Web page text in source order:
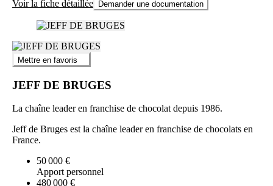
Voir la fiche détaillée Demander une documentation
Mettre en favoris
JEFF DE BRUGES
La chaîne leader en franchise de chocolat depuis 1986.
Jeff de Bruges est la chaîne leader en franchise de chocolats en
France.
50 000 €
Apport personnel
480 000 €